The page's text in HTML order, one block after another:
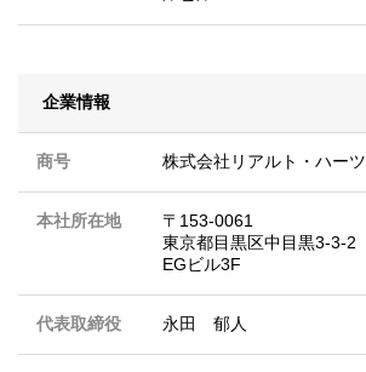
企業情報
商号 株式会社リアルト・ハーツ
本社所在地
〒153-0061
東京都目黒区中目黒3-3-2
EGビル3F
代表取締役 永田 郁人